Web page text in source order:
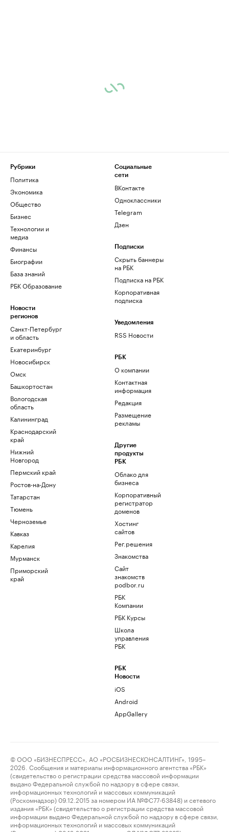
Рубрики
Политика
Экономика
Общество
Бизнес
Технологии и
медиа
Финансы
Биографии
База знаний
РБК Образование
Новости
регионов
Санкт-Петербург
и область
Екатеринбург
Новосибирск
Омск
Башкортостан
Вологодская
область
Калининград
Краснодарский
край
Нижний
Новгород
Пермский край
Ростов-на-Дону
Татарстан
Тюмень
Черноземье
Кавказ
Карелия
Мурманск
Приморский
край
Социальные
сети
ВКонтакте
Одноклассники
Telegram
Дзен
Подписки
Скрыть баннеры
на РБК
Подписка на РБК
Корпоративная
подписка
Уведомления
RSS Новости
РБК
О компании
Контактная
информация
Редакция
Размещение
рекламы
Другие
продукты
РБК
Облако для
бизнеса
Корпоративный
регистратор
доменов
Хостинг
сайтов
Рег.решения
Знакомства
Сайт
знакомств
podbor.ru
РБК
Компании
РБК Курсы
Школа
управления
РБК
РБК
Новости
iOS
Android
AppGallery
© ООО «БИЗНЕСПРЕСС», АО «РОСБИЗНЕСКОНСАЛТИНГ», 1995–
2026. Сообщения и материалы информационного агентства «РБК»
(свидетельство о регистрации средства массовой информации
выдано Федеральной службой по надзору в сфере связи,
информационных технологий и массовых коммуникаций
(Роскомнадзор) 09.12.2015 за номером ИА №ФС77-63848) и сетевого
издания «РБК» (свидетельство о регистрации средства массовой
информации выдано Федеральной службой по надзору в сфере связи,
информационных технологий и массовых коммуникаций